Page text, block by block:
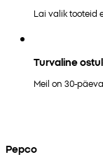
Lai valik tooteid
Turvaline
Meil on 30-
Pepco